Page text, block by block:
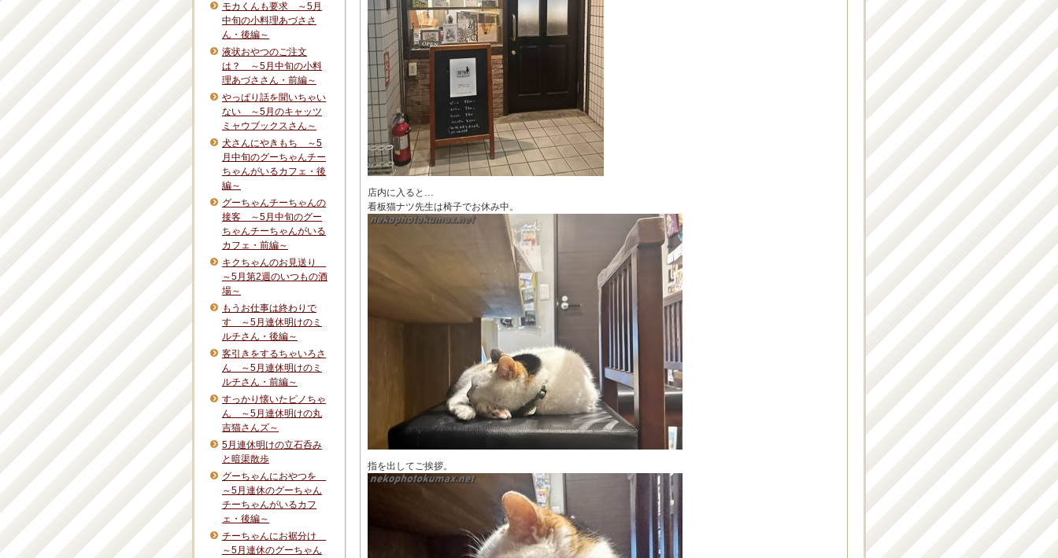
店内に入ると…
看板猫ナツ先生は椅子でお休み中。
指を出してご挨拶。
モカくんも要求 ～5月
中旬の小料理あづささ
ん・後編～
液状おやつのご注文
は？ ～5月中旬の小料
理あづささん・前編～
やっぱり話を聞いちゃい
ない ～5月のキャッツ
ミャウブックスさん～
犬さんにやきもち ～5
月中旬のグーちゃんチー
ちゃんがいるカフェ・後
編～
グーちゃんチーちゃんの
接客 ～5月中旬のグー
ちゃんチーちゃんがいる
カフェ・前編～
キクちゃんのお見送り
～5月第2週のいつもの酒
場～
もうお仕事は終わりで
す ～5月連休明けのミ
ルチさん・後編～
客引きをするちゃいろさ
ん ～5月連休明けのミ
ルチさん・前編～
すっかり懐いたピノちゃ
ん ～5月連休明けの丸
吉猫さんズ～
5月連休明けの立石呑み
と暗渠散歩
グーちゃんにおやつを
～5月連休のグーちゃん
チーちゃんがいるカフ
ェ・後編～
チーちゃんにお裾分け
～5月連休のグーちゃん